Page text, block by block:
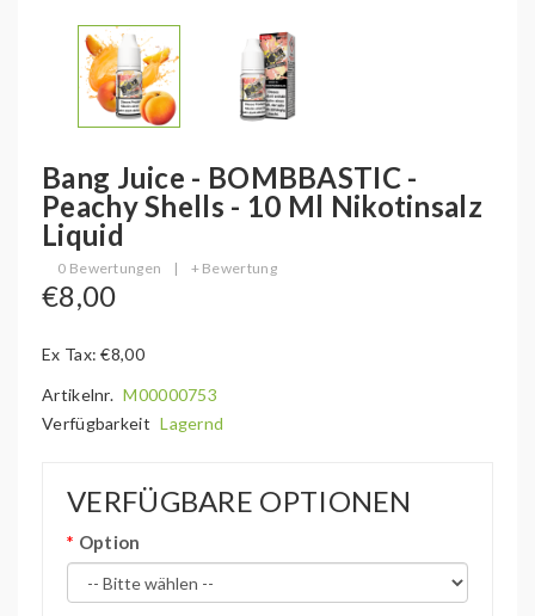
Bang Juice - BOMBBASTIC -
Peachy Shells - 10 Ml Nikotinsalz
Liquid
0 Bewertungen | + Bewertung
€8,00
Ex Tax: €8,00
Artikelnr. M00000753
Verfügbarkeit Lagernd
VERFÜGBARE OPTIONEN
Option